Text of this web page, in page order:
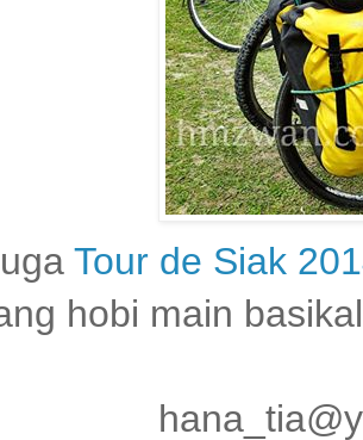
Tour de Siak
hobi main